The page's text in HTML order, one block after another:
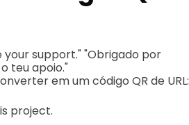
support." "Obrigado por
teu apoio."
em um código QR de URL:
project.